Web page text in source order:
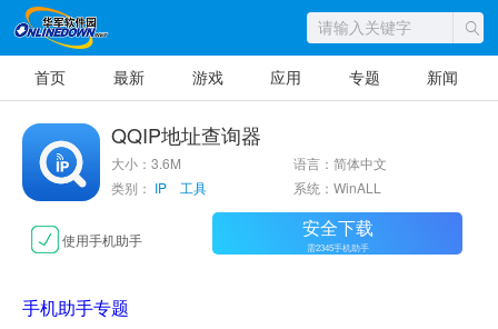
首页 最新 游戏 应用 专题 新闻
QQIP地址查询器
大小：3.6M
语言：简体中文
类别： IP 工具 系统：WinALL
使用手机助手 安全下载
需2345手机助手
手机助手专题